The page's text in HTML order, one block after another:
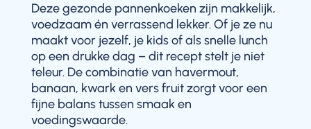
Deze gezonde pannenkoeken zijn makkelijk,
voedzaam én verrassend lekker. Of je ze nu
maakt voor jezelf, je kids of als snelle lunch
op een drukke dag – dit recept stelt je niet
teleur. De combinatie van havermout,
banaan, kwark en vers fruit zorgt voor een
fijne balans tussen smaak en
voedingswaarde.